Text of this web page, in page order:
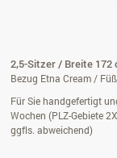
2,5-Sitzer / Breite 172
Bezug Etna Cream /
Für Sie handgefertigt
Wochen (PLZ-Gebiete
ggfls. abweichend)